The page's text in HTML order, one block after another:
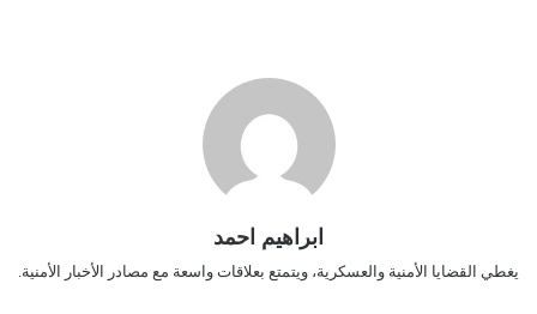
ابراهيم احمد
يغطي القضايا الأمنية والعسكرية، ويتمتع بعلاقات واسعة مع مصادر الأخبار الأمنية.